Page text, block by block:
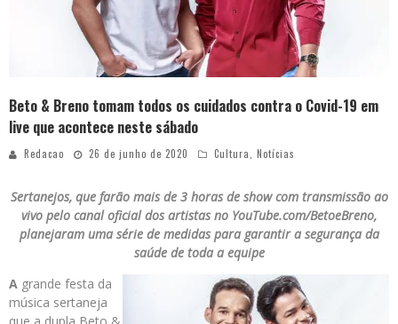
Beto & Breno tomam todos os cuidados contra o Covid-19 em
live que acontece neste sábado
Redacao 26 de junho de 2020 Cultura, Notícias
Sertanejos, que farão mais de 3 horas de show com transmissão ao
vivo pelo canal oficial dos artistas no YouTube.com/BetoeBreno,
planejaram uma série de medidas para garantir a segurança da
saúde de toda a equipe
A grande festa da
música sertaneja